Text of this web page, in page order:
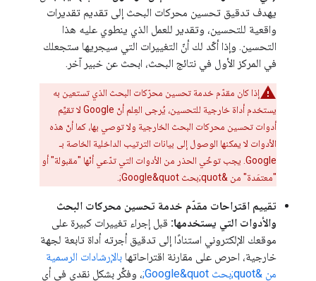
يهدف تدقيق تحسين محركات البحث إلى تقديم تقديرات
واقعية للتحسين، وتقدير للعمل الذي ينطوي عليه هذا
التحسين. وإذا أكّد لك أنّ التغييرات التي سيجريها ستجعلك
في المركز الأول في نتائج البحث، ابحث عن خبير آخر.
إذا كان مقدّم خدمة تحسين محرّكات البحث الذي تستعين به
يستخدم أداة خارجية للتحسين، يُرجى العِلم أنّ Google لا تقيِّم
أدوات تحسين محركات البحث الخارجية ولا توصي بها، كما أنّ هذه
الأدوات لا يمكنها الوصول إلى بيانات الترتيب الداخلية الخاصة بـ
Google. يجب توخّي الحذر من الأدوات التي تدّعي أنّها "مقبولة" أو
"معتمَدة" من &quot;بحث Google&quot;.
تقييم اقتراحات مقدّم خدمة تحسين محركات البحث
والأدوات التي يستخدمها: قبل إجراء تغييرات كبيرة على
موقعك الإلكتروني استنادًا إلى تدقيق أجرته أداة تابعة لجهة
خارجية، احرص على مقارنة اقتراحاتها بالإرشادات الرسمية
من &quot;بحث Google&quot;
، وفكِّر بشكل نقدي في أي